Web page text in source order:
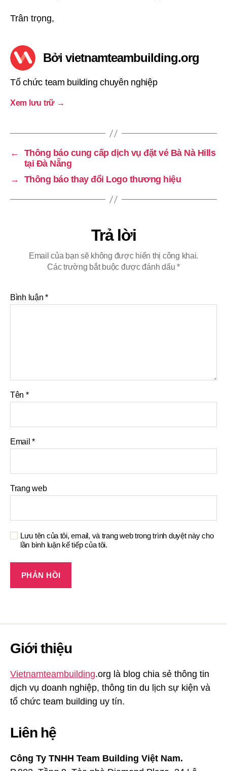
Trân trọng,
Bởi vietnamteambuilding.org
Tổ chức team building chuyên nghiệp
Xem lưu trữ →
←
Thông báo cung cấp dịch vụ đặt vé Bà Nà Hills
tại Đà Nẵng
→
Thông báo thay đổi Logo thương hiệu
Trả lời
Email của bạn sẽ không được hiển thị công khai.
Các trường bắt buộc được đánh dấu*
Bình luận*
Tên *
Email*
Trang web
Lưu tên của tôi, email, và trang web trong trình duyệt này cho
lần bình luận kế tiếp của tôi.
Giới thiệu
Vietnamteambuilding.org là blog chia sẻ thông tin
dịch vụ doanh nghiệp, thông tin du lịch sự kiện và
tổ chức team building uy tín.
Liên hệ
Công Ty TNHH Team Building Việt Nam.